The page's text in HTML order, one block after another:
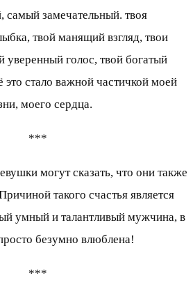
самый замечательный. твоя
твой манящий взгляд, твои
уверенный голос, твой богатый
это стало важной частичкой моей
моего сердца.
***
могут сказать, что они также
такого счастья является
умный и талантливый мужчина, в
безумно влюблена!
***